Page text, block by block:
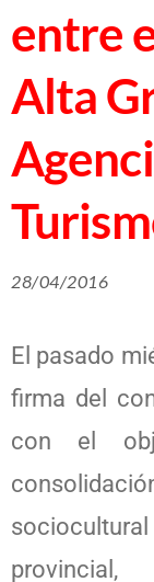
entre
Alta
28/04/2016
El pasado
firma del
con el